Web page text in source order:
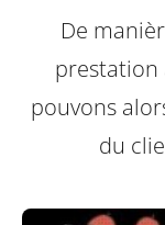
De
prestation
pouvons
du